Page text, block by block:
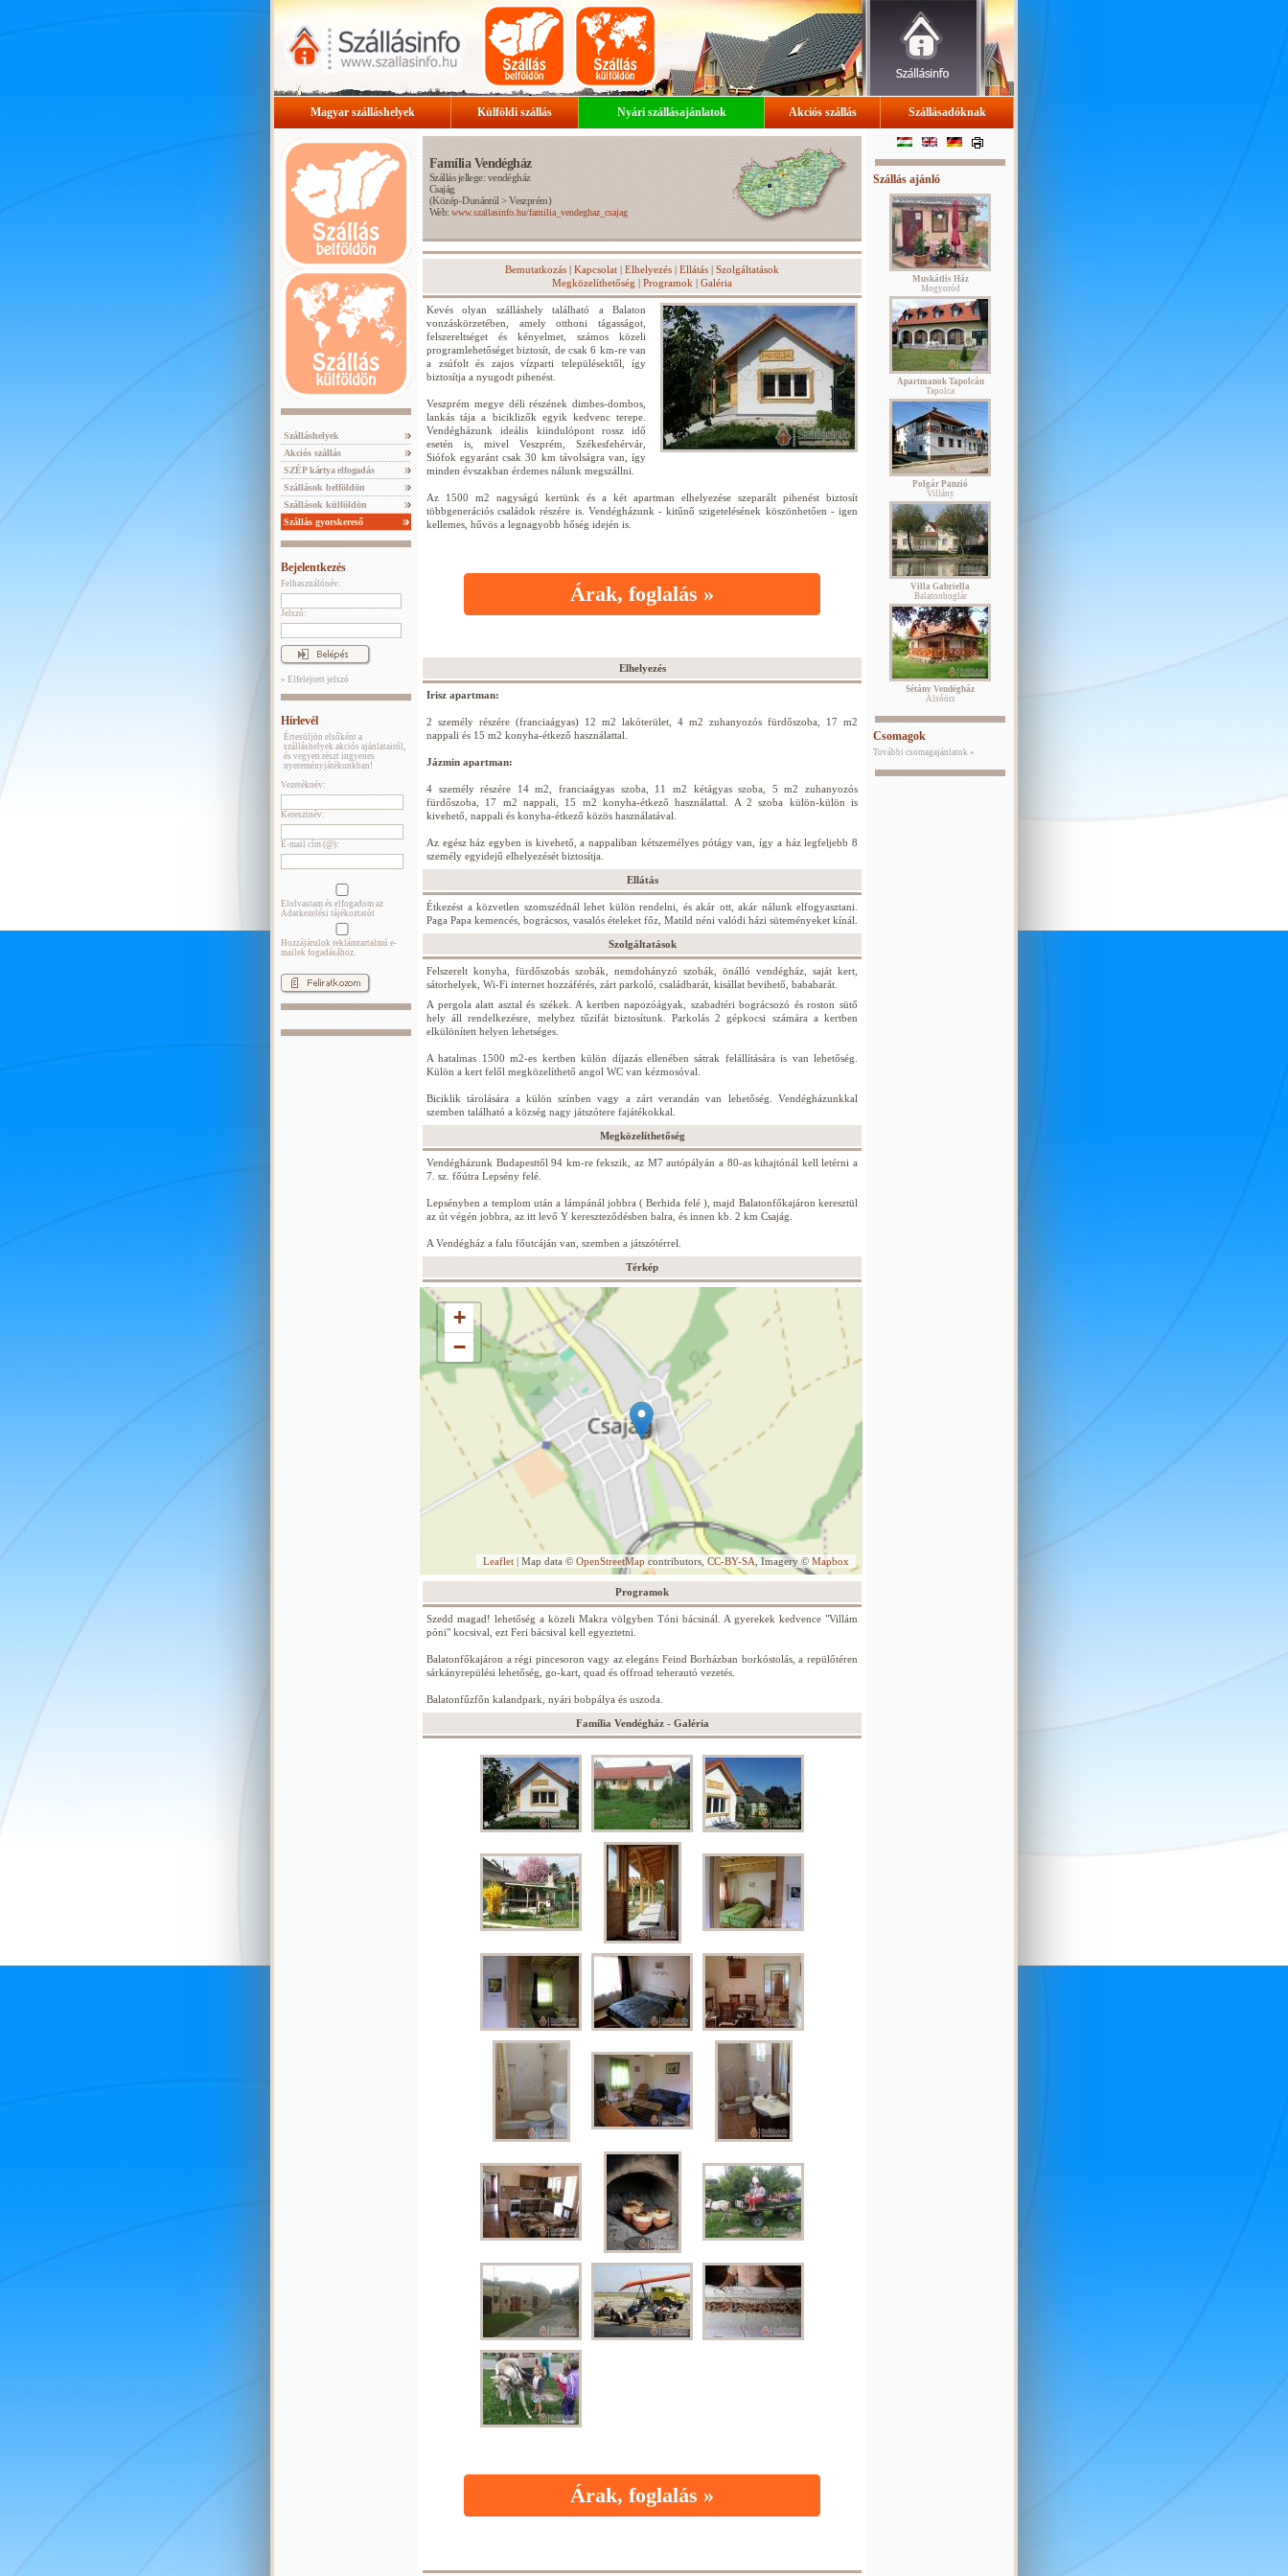
Magyar szálláshelyek Külföldi szállás Nyári szállásajánlatok Akciós szállás Szállásadóknak
Szálláshelyek
Akciós szállás
SZÉP kártya elfogadás
Szállások belföldön
Szállások külföldön
Szállás gyorskereső
Bejelentkezés
Felhasználónév:
Jelszó:
» Elfelejtett jelszó
Hírlevél
Értesüljön elsőként a
szálláshelyek akciós ajánlatairól,
és vegyen részt ingyenes
nyereményjátékunkban!
Vezetéknév:
Keresztnév:
E-mail cím (@):
Elolvastam és elfogadom az
Adatkezelési tájékoztatót
Hozzájárulok reklámtartalmú e-
mailek fogadásához.
Família Vendégház
Szállás jellege: vendégház
Csajág
(Közép-Dunántúl >Veszprém)
Web:www.szallasinfo.hu/familia_vendeghaz_csajag
Bemutatkozás | Kapcsolat | Elhelyezés | Ellátás | Szolgáltatások
Megközelíthetőség | Programok | Galéria
Kevés olyan szálláshely található a Balaton
vonzáskörzetében, amely otthoni tágasságot,
felszereltséget és kényelmet, számos közeli
programlehetőséget biztosít, de csak 6 km-re van
a zsúfolt és zajos vízparti településektől, így
biztosítja a nyugodt pihenést.
Veszprém megye déli részének dimbes-dombos,
lankás tája a biciklizők egyik kedvenc terepe.
Vendégházunk ideális kiindulópont rossz idő
esetén is, mivel Veszprém, Székesfehérvár,
Siófok egyaránt csak 30 km távolságra van, így
minden évszakban érdemes nálunk megszállni.
Az 1500 m2 nagyságú kertünk és a két apartman elhelyezése szeparált pihenést biztosít
többgenerációs családok részére is. Vendégházunk - kitűnő szigetelésének köszönhetően - igen
kellemes, hűvös a legnagyobb hőség idején is.
Árak, foglalás »
Elhelyezés
Irisz apartman:
2 személy részére (franciaágyas) 12 m2 lakóterület, 4 m2 zuhanyozós fürdőszoba, 17 m2
nappali és 15 m2 konyha-étkező használattal.
Jázmin apartman:
4 személy részére 14 m2, franciaágyas szoba, 11 m2 kétágyas szoba, 5 m2 zuhanyozós
fürdőszoba, 17 m2 nappali, 15 m2 konyha-étkező használattal. A 2 szoba külön-külön is
kivehető, nappali és konyha-étkező közös használatával.
Az egész ház egyben is kivehető, a nappaliban kétszemélyes pótágy van, így a ház legfeljebb 8
személy egyidejű elhelyezését biztosítja.
Ellátás
Étkezést a közvetlen szomszédnál lehet külön rendelni, és akár ott, akár nálunk elfogyasztani.
Paga Papa kemencés, bográcsos, vasalós ételeket főz, Matild néni valódi házi süteményeket kínál.
Szolgáltatások
Felszerelt konyha, fürdőszobás szobák, nemdohányzó szobák, önálló vendégház, saját kert,
sátorhelyek, Wi-Fi internet hozzáférés, zárt parkoló, családbarát, kisállat bevihető, bababarát.
A pergola alatt asztal és székek. A kertben napozóágyak, szabadtéri bográcsozó és roston sütő
hely áll rendelkezésre, melyhez tűzifát biztosítunk. Parkolás 2 gépkocsi számára a kertben
elkülönített helyen lehetséges.
A hatalmas 1500 m2-es kertben külön díjazás ellenében sátrak felállítására is van lehetőség.
Külön a kert felől megközelíthető angol WC van kézmosóval.
Biciklik tárolására a külön színben vagy a zárt verandán van lehetőség. Vendégházunkkal
szemben található a község nagy játszótere fajátékokkal.
Megközelíthetőség
Vendégházunk Budapesttől 94 km-re fekszik, az M7 autópályán a 80-as kihajtónál kell letérni a
7. sz. főútra Lepsény felé.
Lepsényben a templom után a lámpánál jobbra ( Berhida felé ), majd Balatonfőkajáron keresztül
az út végén jobbra, az itt levő Y kereszteződésben balra, és innen kb. 2 km Csajág.
A Vendégház a falu főutcáján van, szemben a játszótérrel.
Térkép
+
−
Leaflet | Map data © OpenStreetMap contributors, CC-BY-SA , Imagery © Mapbox
Programok
Szedd magad! lehetőség a közeli Makra völgyben Tóni bácsinál. A gyerekek kedvence "Villám
póni" kocsival, ezt Feri bácsival kell egyeztetni.
Balatonfőkajáron a régi pincesoron vagy az elegáns Feind Borházban borkóstolás, a repülőtéren
sárkányrepülési lehetőség, go-kart, quad és offroad teherautó vezetés.
Balatonfűzfőn kalandpark, nyári bobpálya és uszoda.
Família Vendégház - Galéria
Árak, foglalás »
Szállás ajánló
Muskátlis Ház
Mogyoród
Apartmanok Tapolcán
Tapolca
Polgár Panzió
Villány
Villa Gabriella
Balatonboglár
Sétány Vendégház
Alsóörs
Csomagok
További csomagajánlatok »